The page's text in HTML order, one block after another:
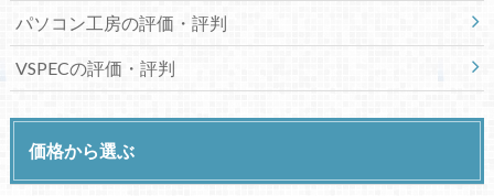
パソコン工房の評価・評判
VSPECの評価・評判
価格から選ぶ